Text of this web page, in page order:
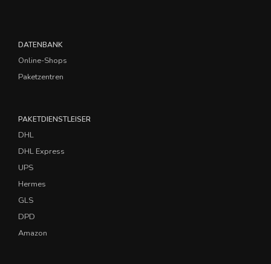
DATENBANK
Online-Shops
Paketzentren
PAKETDIENSTLEISER
DHL
DHL Express
UPS
Hermes
GLS
DPD
Amazon